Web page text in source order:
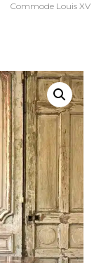
Commode Louis XV